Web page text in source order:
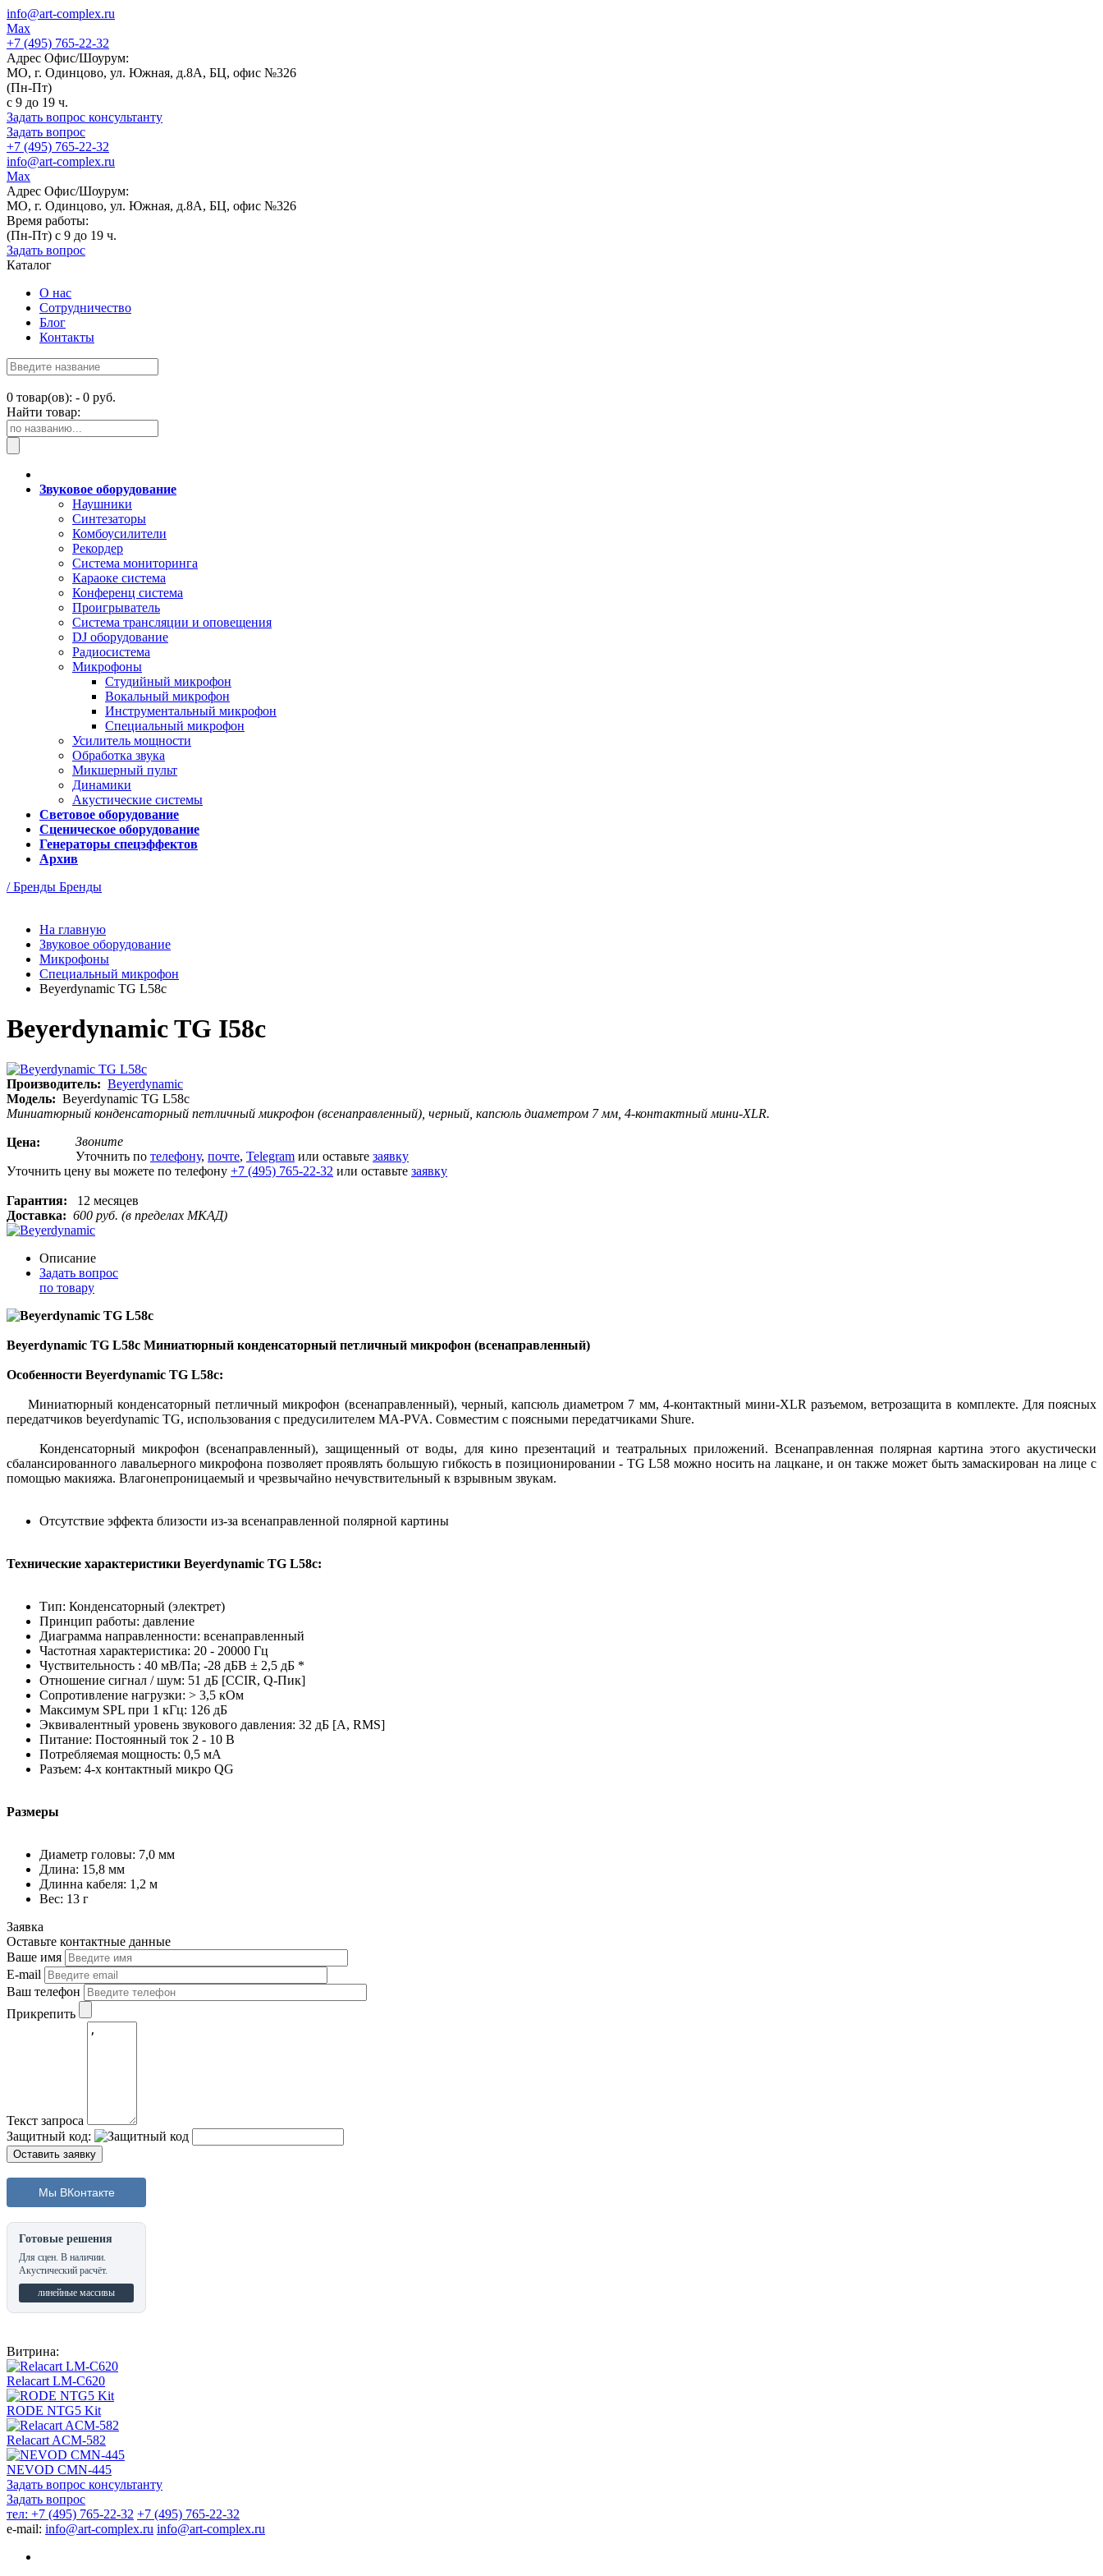
info@art-complex.ru
Max
+7 (495) 765-22-32
Адрес Офис/Шоурум:
МО, г. Одинцово, ул. Южная, д.8А, БЦ, офис №326
(Пн-Пт)
с 9 до 19 ч.
Задать вопрос консультанту
Задать вопрос
+7 (495) 765-22-32
info@art-complex.ru
Max
Адрес Офис/Шоурум:
МО, г. Одинцово, ул. Южная, д.8А, БЦ, офис №326
Время работы:
(Пн-Пт) с 9 до 19 ч.
Задать вопрос
Каталог
О нас
Сотрудничество
Блог
Контакты
0 товар(ов): - 0 руб.
Найти товар:
Звуковое оборудование
Наушники
Синтезаторы
Комбоусилители
Рекордер
Система мониторинга
Караоке система
Конференц система
Проигрыватель
Система трансляции и оповещения
DJ оборудование
Радиосистема
Микрофоны
Студийный микрофон
Вокальный микрофон
Инструментальный микрофон
Специальный микрофон
Усилитель мощности
Обработка звука
Микшерный пульт
Динамики
Акустические системы
Световое оборудование
Сценическое оборудование
Генераторы спецэффектов
Архив
/ Бренды Бренды
На главную
Звуковое оборудование
Микрофоны
Специальный микрофон
Beyerdynamic TG L58c
Beyerdynamic TG I58c
Производитель: Beyerdynamic
Модель: Beyerdynamic TG L58c
Миниатюрный конденсаторный петличный микрофон (всенаправленный), черный, капсюль диаметром 7 мм, 4-контактный мини-XLR.
Цена:
Звоните
Уточнить по телефону, почте, Telegram или оставьте заявку
Уточнить цену вы можете по телефону +7 (495) 765-22-32 или оставьте заявку
Гарантия: 12 месяцев
Доставка: 600 руб. (в пределах МКАД)
Описание
Задать вопрос
по товару
Beyerdynamic TG L58c Миниатюрный конденсаторный петличный микрофон (всенаправленный)
Особенности Beyerdynamic TG L58c:
Миниатюрный конденсаторный петличный микрофон (всенаправленный), черный, капсюль диаметром 7 мм, 4-контактный мини-XLR разъемом, ветрозащита в комплекте. Для поясных
передатчиков beyerdynamic TG, использования с предусилителем MA-PVA. Совместим с поясными передатчиками Shure.
Конденсаторный микрофон (всенаправленный), защищенный от воды, для кино презентаций и театральных приложений. Всенаправленная полярная картина этого акустически
сбалансированного лавальерного микрофона позволяет проявлять большую гибкость в позиционировании - TG L58 можно носить на лацкане, и он также может быть замаскирован на лице с
помощью макияжа. Влагонепроницаемый и чрезвычайно нечувствительный к взрывным звукам.
Отсутствие эффекта близости из-за всенаправленной полярной картины
Технические характеристики Beyerdynamic TG L58c:
Тип: Конденсаторный (электрет)
Принцип работы: давление
Диаграмма направленности: всенаправленный
Частотная характеристика: 20 - 20000 Гц
Чуствительность : 40 мВ/Па; -28 дБВ ± 2,5 дБ *
Отношение сигнал / шум: 51 дБ [CCIR, Q-Пик]
Сопротивление нагрузки: > 3,5 кОм
Максимум SPL при 1 кГц: 126 дБ
Эквивалентный уровень звукового давления: 32 дБ [A, RMS]
Питание: Постоянный ток 2 - 10 В
Потребляемая мощность: 0,5 мА
Разъем: 4-х контактный микро QG
Размеры
Диаметр головы: 7,0 мм
Длина: 15,8 мм
Длинна кабеля: 1,2 м
Вес: 13 г
Заявка
Оставьте контактные данные
Ваше имя
E-mail
Ваш телефон
Прикрепить
Текст запроса
Защитный код:
Мы ВКонтакте
Готовые решения
Для сцен. В наличии.
Акустический расчёт.
линейные массивы
Витрина:
Relacart LM-C620
RODE NTG5 Kit
Relacart ACM-582
NEVOD CMN-445
Задать вопрос консультанту
Задать вопрос
тел: +7 (495) 765-22-32 +7 (495) 765-22-32
e-mail: info@art-complex.ru info@art-complex.ru